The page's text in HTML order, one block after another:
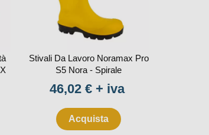
Stivali Da Lavoro Noramax Pro
S5 Nora - Spirale
Prezzo
46,02 € + iva
Acquista